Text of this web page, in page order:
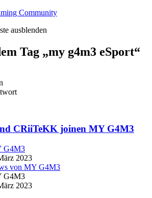
Community
ausblenden
Tag „my g4m3 eSport“
CRiiTeKK joinen MY G4M3
G4M3
2023
von MY G4M3
G4M3
2023